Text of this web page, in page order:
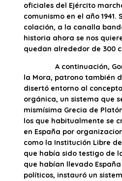
oficiales del Ejército
comunismo en el año 1941.
colación, a la canalla
historia ahora se nos
quedan alrededor de 300
A continuación,
la Mora, patrono también
disertó entorno al
orgánica, un sistema que
mismísima Grecia de
los que habitualmente se
en España por
como la Institución Libre
que había sido testigo de
que habían llevado
políticos, instauró un